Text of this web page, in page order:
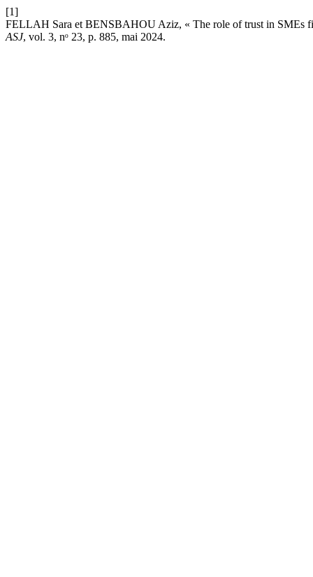
[1]
FELLAH Sara et BENSBAHOU Aziz, « The role of trust in SMEs
ASJ, vol. 3, nᵒ 23, p. 885, mai 2024.